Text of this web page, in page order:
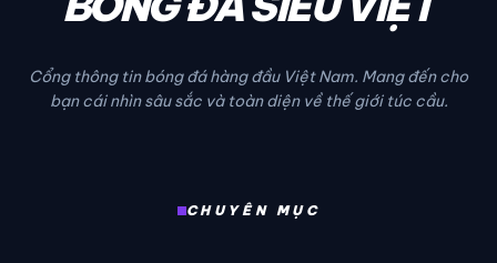
Cổng thông tin bóng đá hàng đầu Việt Nam. Mang đến cho
bạn cái nhìn sâu sắc và toàn diện về thế giới túc cầu.
CHUYÊN MỤC